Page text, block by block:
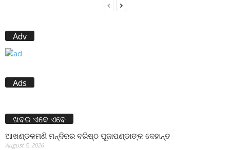
Adv
Ads
ଖବର ଏବେ ଏବେ
ଆଖଣ୍ଡଳମଣି ମନ୍ଦିରର ବରିଷ୍ଠ ପୂଜାପଣ୍ଡାଙ୍କ ଦେହାନ୍ତ
August 5, 2026